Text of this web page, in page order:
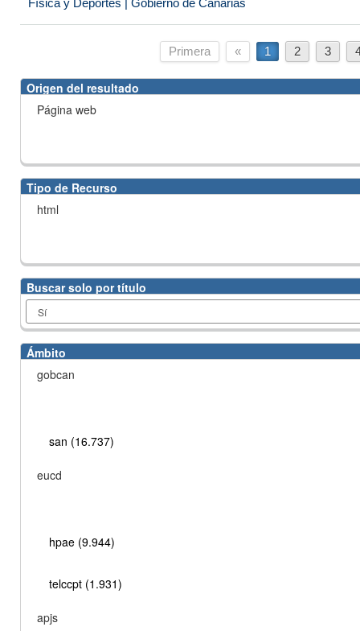
Física y Deportes | Gobierno de Canarias
Primera « 1 2 3
Origen del resultado
Página web
Tipo de Recurso
html
Buscar solo por título
Ámbito
gobcan
san (16.737)
eucd
hpae (9.944)
telccpt (1.931)
apjs